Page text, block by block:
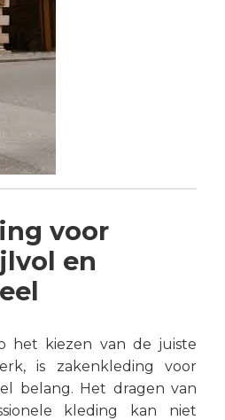
voor
en
het kiezen van de juiste
is zakenkleding voor
belang. Het dragen van
kleding kan niet